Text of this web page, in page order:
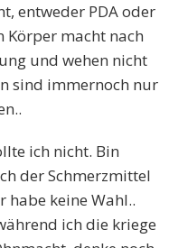
entweder PDA oder
Körper macht nach
und wehen nicht
sind immernoch nur
ich nicht. Bin
der Schmerzmittel
habe keine Wahl..
ich die kriege